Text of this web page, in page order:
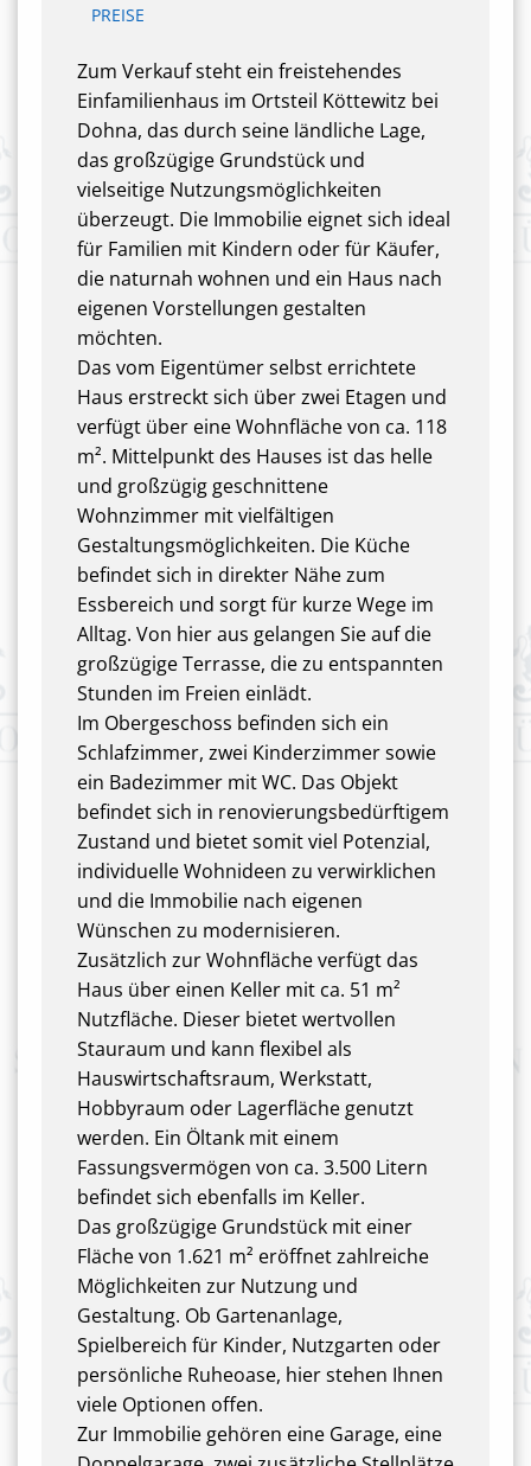
PREISE
Zum Verkauf steht ein freistehendes
Einfamilienhaus im Ortsteil Köttewitz bei
Dohna, das durch seine ländliche Lage,
das großzügige Grundstück und
vielseitige Nutzungsmöglichkeiten
überzeugt. Die Immobilie eignet sich ideal
für Familien mit Kindern oder für Käufer,
die naturnah wohnen und ein Haus nach
eigenen Vorstellungen gestalten
möchten.
Das vom Eigentümer selbst errichtete
Haus erstreckt sich über zwei Etagen und
verfügt über eine Wohnfläche von ca. 118
m². Mittelpunkt des Hauses ist das helle
und großzügig geschnittene
Wohnzimmer mit vielfältigen
Gestaltungsmöglichkeiten. Die Küche
befindet sich in direkter Nähe zum
Essbereich und sorgt für kurze Wege im
Alltag. Von hier aus gelangen Sie auf die
großzügige Terrasse, die zu entspannten
Stunden im Freien einlädt.
Im Obergeschoss befinden sich ein
Schlafzimmer, zwei Kinderzimmer sowie
ein Badezimmer mit WC. Das Objekt
befindet sich in renovierungsbedürftigem
Zustand und bietet somit viel Potenzial,
individuelle Wohnideen zu verwirklichen
und die Immobilie nach eigenen
Wünschen zu modernisieren.
Zusätzlich zur Wohnfläche verfügt das
Haus über einen Keller mit ca. 51 m²
Nutzfläche. Dieser bietet wertvollen
Stauraum und kann flexibel als
Hauswirtschaftsraum, Werkstatt,
Hobbyraum oder Lagerfläche genutzt
werden. Ein Öltank mit einem
Fassungsvermögen von ca. 3.500 Litern
befindet sich ebenfalls im Keller.
Das großzügige Grundstück mit einer
Fläche von 1.621 m² eröffnet zahlreiche
Möglichkeiten zur Nutzung und
Gestaltung. Ob Gartenanlage,
Spielbereich für Kinder, Nutzgarten oder
persönliche Ruheoase, hier stehen Ihnen
viele Optionen offen.
Zur Immobilie gehören eine Garage, eine